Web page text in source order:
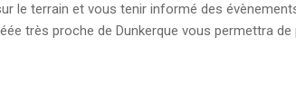
le terrain et vous tenir informé des
très proche de Dunkerque vous permettra de